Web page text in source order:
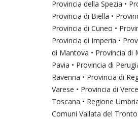
Provincia della Spezia •
Provincia di Biella •
Provincia di Cuneo •
Provincia di Imperia •
di Mantova • Provincia di
Pavia • Provincia di
Ravenna • Provincia di
Varese • Provincia di
Toscana • Regione
Comuni Vallata del